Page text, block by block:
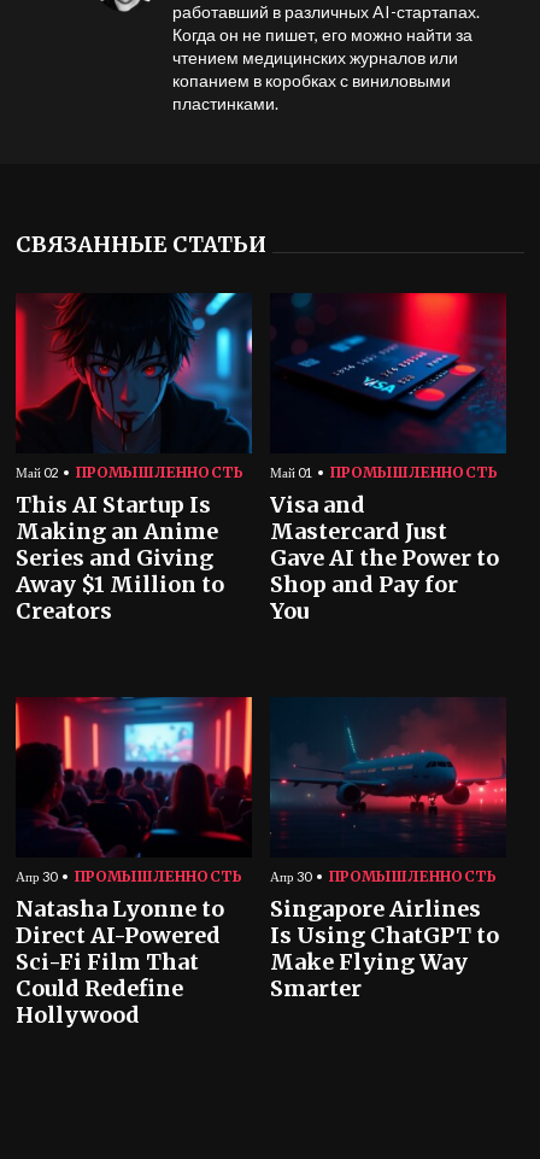
работавший в различных AI-стартапах.
Когда он не пишет, его можно найти за
чтением медицинских журналов или
копанием в коробках с виниловыми
пластинками.
СВЯЗАННЫЕ СТАТЬИ
Май 02 ПРОМЫШЛЕННОСТЬ
This AI Startup Is
Making an Anime
Series and Giving
Away $1 Million to
Creators
Май 01 ПРОМЫШЛЕННОСТЬ
Visa and
Mastercard Just
Gave AI the Power to
Shop and Pay for
You
Апр 30 ПРОМЫШЛЕННОСТЬ
Natasha Lyonne to
Direct AI-Powered
Sci-Fi Film That
Could Redefine
Hollywood
Апр 30 ПРОМЫШЛЕННОСТЬ
Singapore Airlines
Is Using ChatGPT to
Make Flying Way
Smarter